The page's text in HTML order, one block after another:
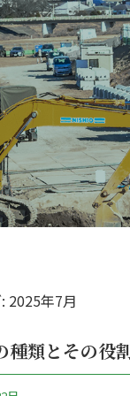
2025年7月
種類とその役